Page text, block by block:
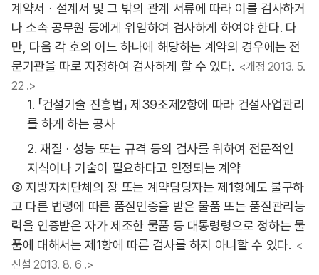
계약서ㆍ설계서 및 그 밖의 관계 서류에 따라 이를 검사하거
나 소속 공무원 등에게 위임하여 검사하게 하여야 한다. 다
만, 다음 각 호의 어느 하나에 해당하는 계약의 경우에는 전
문기관을 따로 지정하여 검사하게 할 수 있다. <개정 2013. 5.
22 .>
1. 「건설기술 진흥법」 제39조제2항에 따라 건설사업관리
를 하게 하는 공사
2. 재질ㆍ성능 또는 규격 등의 검사를 위하여 전문적인
지식이나 기술이 필요하다고 인정되는 계약
② 지방자치단체의 장 또는 계약담당자는 제1항에도 불구하
고 다른 법령에 따른 품질인증을 받은 물품 또는 품질관리능
력을 인증받은 자가 제조한 물품 등 대통령령으로 정하는 물
품에 대해서는 제1항에 따른 검사를 하지 아니할 수 있다. <
신설 2013. 8. 6 .>